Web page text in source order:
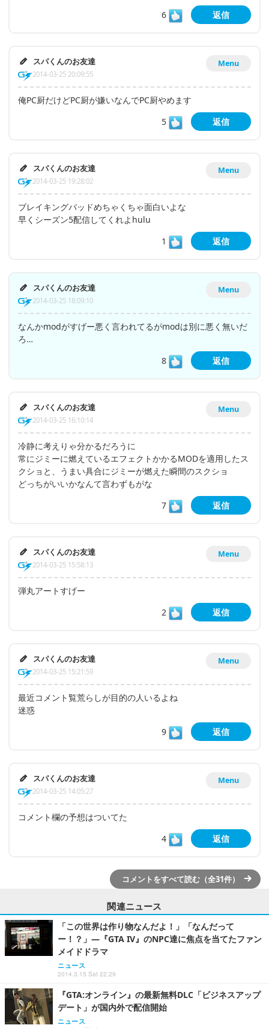
6
返信
Menu
スパくんのお友達
2014-03-25 20:09:55
俺PC厨だけどPC厨が嫌いなんでPC厨やめます
5
返信
Menu
スパくんのお友達
2014-03-25 19:28:02
ブレイキングバッドめちゃくちゃ面白いよな
早くシーズン5配信してくれよhulu
1
返信
Menu
スパくんのお友達
2014-03-25 18:09:10
なんかmodがすげー悪く言われてるがmodは別に悪く無いだ
ろ…
8
返信
Menu
スパくんのお友達
2014-03-25 16:10:14
冷静に考えりゃ分かるだろうに
常にジミーに燃えているエフェクトかかるMODを適用したス
クショと、うまい具合にジミーが燃えた瞬間のスクショ
どっちがいいかなんて言わずもがな
7
返信
Menu
スパくんのお友達
2014-03-25 15:58:13
弾丸アートすげー
2
返信
Menu
スパくんのお友達
2014-03-25 15:21:59
最近コメント覧荒らしが目的の人いるよね
迷惑
9
返信
Menu
スパくんのお友達
2014-03-25 14:05:27
コメント欄の予想はついてた
4
返信
コメントをすべて読む（全31件）
関連ニュース
「この世界は作り物なんだよ！」「なんだって
ー！？」―『GTA IV』のNPC達に焦点を当てたファン
メイドドラマ
ニュース
2014.3.15 Sat 22:29
『GTA:オンライン』の最新無料DLC「ビジネスアップ
デート」が国内外で配信開始
ニュース